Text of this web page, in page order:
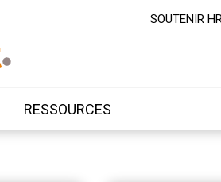
SOUTENIR
RESSOURCES